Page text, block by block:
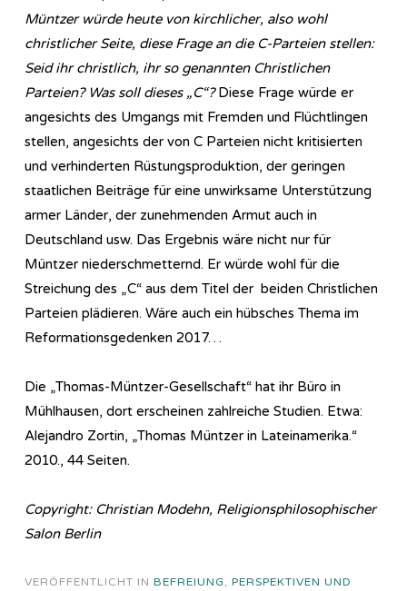
Müntzer würde heute von kirchlicher, also wohl
christlicher Seite, diese Frage an die C-Parteien stellen:
Seid ihr christlich, ihr so genannten Christlichen
Parteien? Was soll dieses „C“?Diese Frage würde er
angesichts des Umgangs mit Fremden und Flüchtlingen
stellen, angesichts der von C Parteien nicht kritisierten
und verhinderten Rüstungsproduktion, der geringen
staatlichen Beiträge für eine unwirksame Unterstützung
armer Länder, der zunehmenden Armut auch in
Deutschland usw. Das Ergebnis wäre nicht nur für
Müntzer niederschmetternd. Er würde wohl für die
Streichung des „C“ aus dem Titel der beiden Christlichen
Parteien plädieren. Wäre auch ein hübsches Thema im
Reformationsgedenken 2017…
Die „Thomas-Müntzer-Gesellschaft“ hat ihr Büro in
Mühlhausen, dort erscheinen zahlreiche Studien. Etwa:
Alejandro Zortin, „Thomas Müntzer in Lateinamerika.“
2010., 44 Seiten.
Copyright: Christian Modehn, Religionsphilosophischer
Salon Berlin
VERÖFFENTLICHT IN BEFREIUNG, PERSPEKTIVEN UND